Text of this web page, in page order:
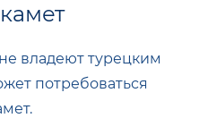
владеют турецким
потребоваться
.